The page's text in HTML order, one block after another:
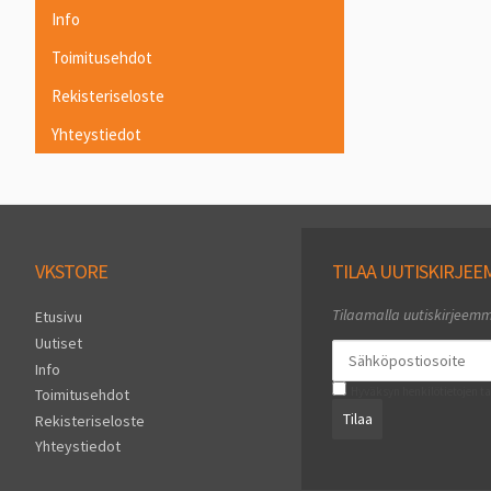
Info
Toimitusehdot
Rekisteriseloste
Yhteystiedot
VKSTORE
Etusivu
Uutiset
Info
Toimitusehdot
Rekisteriseloste
Yhteystiedot
TILAA
Tilaamalla
Tilaa